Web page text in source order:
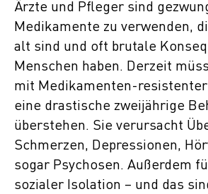
Ärzte und Pfleger sind
Medikamente zu verwenden,
alt sind und oft brutale
Menschen haben. Derzeit
mit Medikamenten-
eine drastische zweijährige
überstehen. Sie verursacht
Schmerzen, Depressionen,
sogar Psychosen. Außerdem
sozialer Isolation – und das